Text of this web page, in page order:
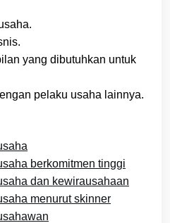
yang dibutuhkan untuk
pelaku usaha lainnya.
berkomitmen tinggi
dan kewirausahaan
menurut skinner